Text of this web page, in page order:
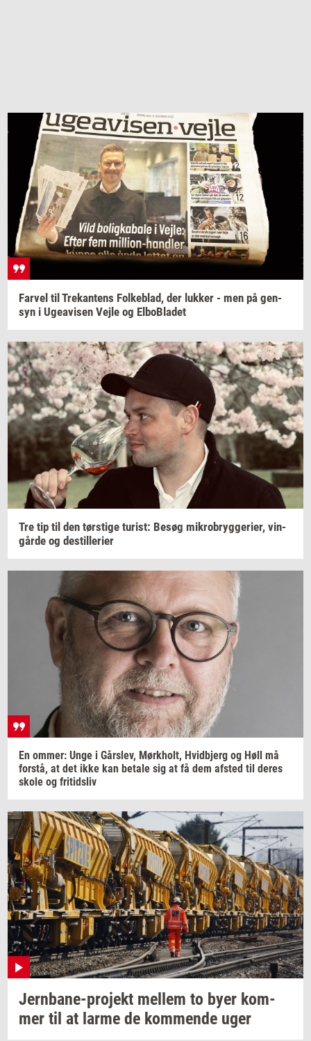
Far­vel tilTre­kan­tens Fol­ke­blad, der luk­ker - men på gen­
syn i Ugea­vi­sen Vejle og El­boBla­det
Tre tip til den tørsti­ge turist: Besøg mi­kro­bryg­ge­ri­er, vin­
går­de og destil­le­ri­er
En ommer: Unge i Gårs­lev, Mørk­holt, Hvid­b­jerg og Høll må
for­stå, at det ikke kan be­ta­le sig at få dem af­sted til deres
skole og fri­tids­liv
Jernbane-​projekt mel­lem to byer kom­
mer til at larme de kom­men­de uger